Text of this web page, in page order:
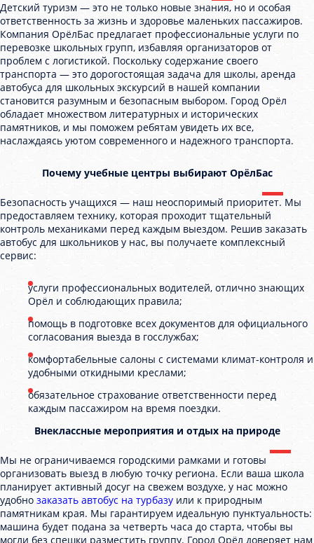
Детский туризм — это не только новые знания, но и особая
ответственность за жизнь и здоровье маленьких пассажиров.
Компания ОрёлБас предлагает профессиональные услуги по
перевозке школьных групп, избавляя организаторов от
проблем с логистикой. Поскольку содержание своего
транспорта — это дорогостоящая задача для школы, аренда
автобуса для школьных экскурсий в нашей компании
становится разумным и безопасным выбором. Город Орёл
обладает множеством литературных и исторических
памятников, и мы поможем ребятам увидеть их все,
наслаждаясь уютом современного и надежного транспорта.
Почему учебные центры выбирают ОрёлБас
Безопасность учащихся — наш неоспоримый приоритет. Мы
предоставляем технику, которая проходит тщательный
контроль механиками перед каждым выездом. Решив заказать
автобус для школьников у нас, вы получаете комплексный
сервис:
услуги профессиональных водителей, отлично знающих
Орёл и соблюдающих правила;
помощь в подготовке всех документов для официального
согласования выезда в госслужбах;
комфортабельные салоны с системами климат-контроля и
удобными откидными креслами;
обязательное страхование ответственности перед
каждым пассажиром на время поездки.
Внеклассные мероприятия и отдых на природе
Мы не ограничиваемся городскими рамками и готовы
организовать выезд в любую точку региона. Если ваша школа
планирует активный досуг на свежем воздухе, у нас можно
удобно заказать автобус на турбазу или к природным
памятникам края. Мы гарантируем идеальную пунктуальность:
машина будет подана за четверть часа до старта, чтобы вы
могли без спешки разместить группу. Город Орёл доверяет нам